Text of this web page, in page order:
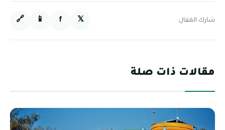
شارك المقال: 𝕏
f
📱
🔗
مقالات ذات صلة